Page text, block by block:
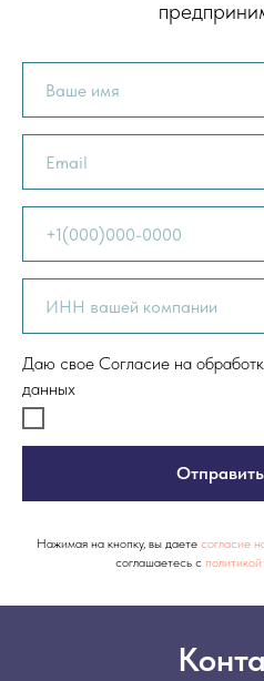
Даю свое Согласие на
данных
Нажимая на кнопку, вы даете согласие
соглашаетесь c